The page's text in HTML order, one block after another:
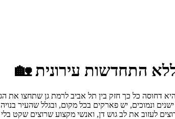
התחדשות עירונית 🏡
כל כך חזק בין תל אביב לרמת גן שתחצו את
ונמוכים, יש פארקים בכל מקום, ובגלל שהעיר
לעזוב את לב גוש דן, ואנשי מקצוע שרוצים שקט